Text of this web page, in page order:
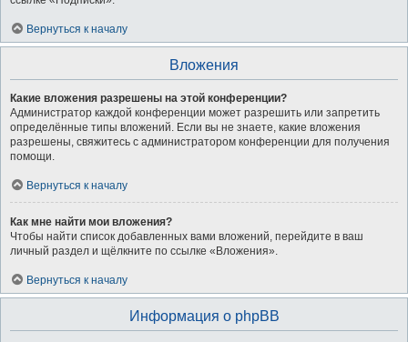
Вернуться к началу
Вложения
Какие вложения разрешены на этой конференции?
Администратор каждой конференции может разрешить или запретить
определённые типы вложений. Если вы не знаете, какие вложения
разрешены, свяжитесь с администратором конференции для получения
помощи.
Вернуться к началу
Как мне найти мои вложения?
Чтобы найти список добавленных вами вложений, перейдите в ваш
личный раздел и щёлкните по ссылке «Вложения».
Вернуться к началу
Информация о phpBB